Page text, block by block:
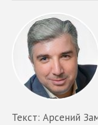
Текст: Арсений